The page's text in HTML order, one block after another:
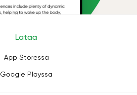
Lataa
App Storessa
Google Playssa